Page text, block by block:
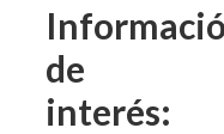
de
interés: